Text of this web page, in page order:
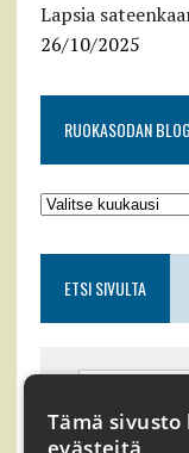
Lapsia
26/10/2025
RUOKASODAN
ETSI SIVULTA
Tämä